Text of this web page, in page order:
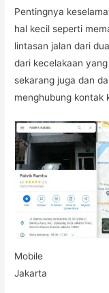
Pentingnya
hal kecil seperti
lintasan jalan dari
dari kecelakaan
sekarang juga dan
menghubung kontak
Mobile
Jakarta